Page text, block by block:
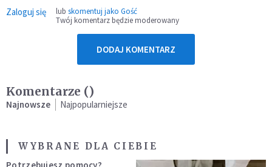
Zaloguj się lub skomentuj jako Gość
Twój komentarz będzie moderowany
DODAJ KOMENTARZ
Komentarze ()
Najnowsze Najpopularniejsze
WYBRANE DLA CIEBIE